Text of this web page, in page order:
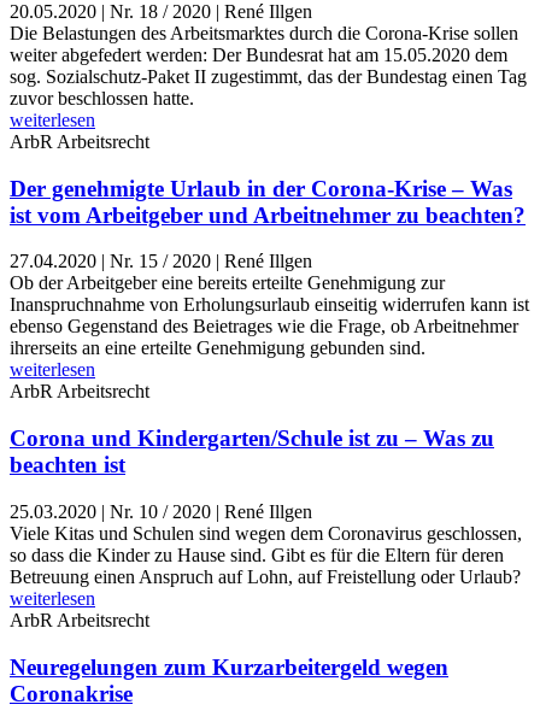
20.05.2020 | Nr. 18 / 2020 | René Illgen
Die Belastungen des Arbeitsmarktes durch die Corona-Krise sollen
weiter abgefedert werden: Der Bundesrat hat am 15.05.2020 dem
sog. Sozialschutz-Paket II zugestimmt, das der Bundestag einen Tag
zuvor beschlossen hatte.
weiterlesen
ArbR Arbeitsrecht
Der genehmigte Urlaub in der Corona-Krise – Was
ist vom Arbeitgeber und Arbeitnehmer zu beachten?
27.04.2020
Nr. 15 / 2020 | René Illgen
Ob der Arbeitgeber eine bereits erteilte Genehmigung zur
Inanspruchnahme von Erholungsurlaub einseitig widerrufen kann ist
ebenso Gegenstand des Beietrages wie die Frage, ob Arbeitnehmer
ihrerseits an eine erteilte Genehmigung gebunden sind.
weiterlesen
ArbRArbeitsrecht
Corona und Kindergarten/Schule ist zu – Was zu
beachten ist
25.03.2020 | Nr. 10 / 2020 | René Illgen
Viele Kitas und Schulen sind wegen dem Coronavirus geschlossen,
so dass die Kinder zu Hause sind. Gibt es für die Eltern für deren
Betreuung einen Anspruch auf Lohn, auf Freistellung oder Urlaub?
weiterlesen
ArbR Arbeitsrecht
Neuregelungen zum Kurzarbeitergeld wegen
Coronakrise